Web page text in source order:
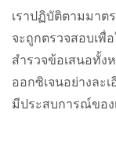
เราปฏิบัติตามมาต
จะถูกตรวจสอบเพื่
สำรวจข้อเสนอทั้ง
ออกซิเจนอย่างละ
มีประสบการณ์ขอ